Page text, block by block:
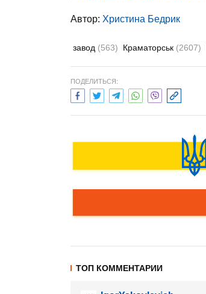
Автор: Христина Бедрик
завод (563) Краматорськ (2607)
ПОДЕЛИТЬСЯ:
ТОП КОММЕНТАРИИ